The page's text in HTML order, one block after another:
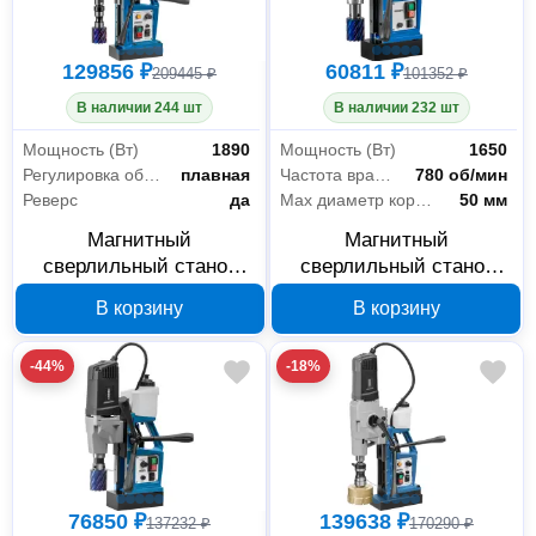
129856 ₽209445 ₽
В наличии 244 шт
Мощность (Вт)
1890
плавная
Реверс
да
Магнитный
сверлильный станок
007
В корзину
60811 ₽101352 ₽
В наличии 232 шт
Мощность (Вт)
1650
780 об/мин
Max диаметр корончатого сверла
50 мм
Магнитный
сверлильный станок
В корзину
-44%
76850 ₽137232 ₽
-18%
139638 ₽170290 ₽